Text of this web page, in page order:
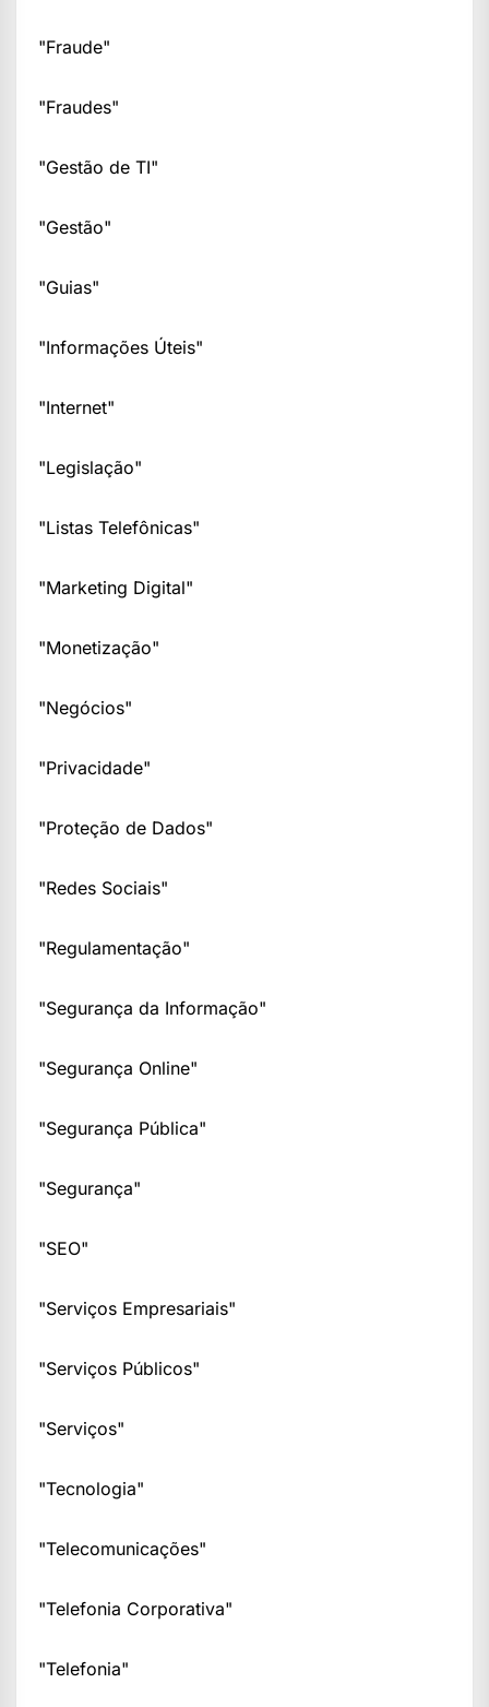
"Fraude"
"Fraudes"
"Gestão de TI"
"Gestão"
"Guias"
"Informações Úteis"
"Internet"
"Legislação"
"Listas Telefônicas"
"Marketing Digital"
"Monetização"
"Negócios"
"Privacidade"
"Proteção de Dados"
"Redes Sociais"
"Regulamentação"
"Segurança da Informação"
"Segurança Online"
"Segurança Pública"
"Segurança"
"SEO"
"Serviços Empresariais"
"Serviços Públicos"
"Serviços"
"Tecnologia"
"Telecomunicações"
"Telefonia Corporativa"
"Telefonia"